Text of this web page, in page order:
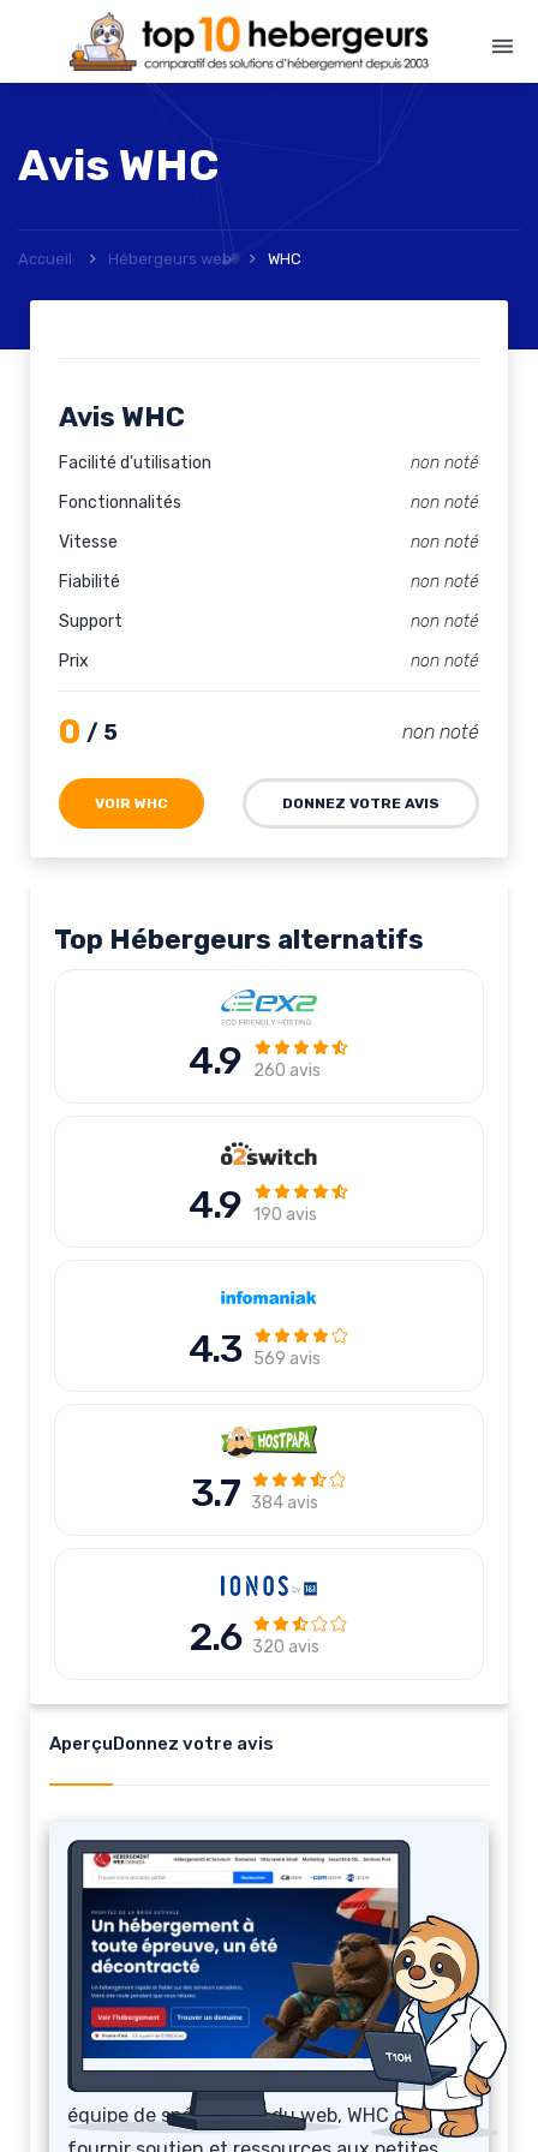
Avis WHC
Accueil Hébergeurs web WHC
Avis WHC
Facilité d'utilisation
non noté
Fonctionnalités
non noté
Vitesse
non noté
Fiabilité
non noté
Support
non noté
Prix
non noté
0 / 5 non noté
VOIR WHC DONNEZ VOTRE AVIS
Top Hébergeurs alternatifs
4.9 260 avis
4.9 190 avis
4.3 569 avis
3.7 384 avis
2.6 320 avis
Aperçu Donnez votre avis
WHC
Hébergement Web Canada / Web Hosting
Canada (WHC) est une entreprise spécialisée
dans les services technologiques et les
infrastructures TI, ayant son siège social à
Montréal, au Québec. Constituée d’une
équipe de spécialistes du web, WHC œuvre à